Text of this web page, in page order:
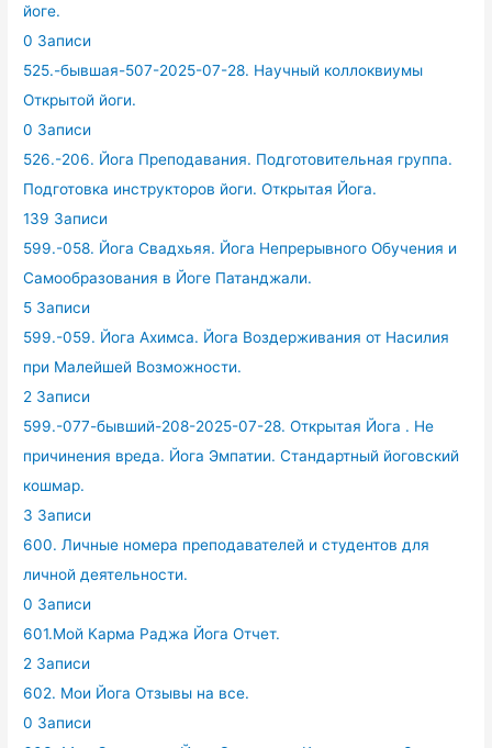
йоге.
0 Записи
525.-бывшая-507-2025-07-28. Научный коллоквиумы
Открытой йоги.
0 Записи
526.-206. Йога Преподавания. Подготовительная группа.
Подготовка инструкторов йоги. Открытая Йога.
139 Записи
599.-058. Йога Свадхьяя. Йога Непрерывного Обучения и
Самообразования в Йоге Патанджали.
5 Записи
599.-059. Йога Ахимса. Йога Воздерживания от Насилия
при Малейшей Возможности.
2 Записи
599.-077-бывший-208-2025-07-28. Открытая Йога . Не
причинения вреда. Йога Эмпатии. Стандартный йоговский
кошмар.
3 Записи
600. Личные номера преподавателей и студентов для
личной деятельности.
0 Записи
601.Мой Карма Раджа Йога Отчет.
2 Записи
602. Мои Йога Отзывы на все.
0 Записи